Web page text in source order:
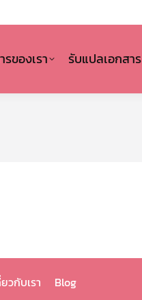
รของเรา รับแปลเอกสาร
วกับเรา
Blog